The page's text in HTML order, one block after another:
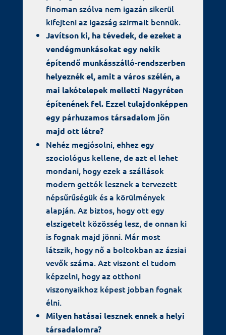
finoman szólva nem igazán sikerül
kifejteni az igazság szirmait bennük.
Javítson ki, ha tévedek, de ezeket a
vendégmunkásokat egy nekik
építendő munkásszálló-rendszerben
helyeznék el, amit a város szélén, a
mai lakótelepek melletti Nagyréten
építenének fel. Ezzel tulajdonképpen
egy párhuzamos társadalom jön
majd ott létre?
Nehéz megjósolni, ehhez egy
szociológus kellene, de azt el lehet
mondani, hogy ezek a szállások
modern gettók lesznek a tervezett
népsűrűségük és a körülmények
alapján. Az biztos, hogy ott egy
elszigetelt közösség lesz, de onnan ki
is fognak majd jönni. Már most
látszik, hogy nő a boltokban az ázsiai
vevők száma. Azt viszont el tudom
képzelni, hogy az otthoni
viszonyaikhoz képest jobban fognak
élni.
Milyen hatásai lesznek ennek a helyi
társadalomra?